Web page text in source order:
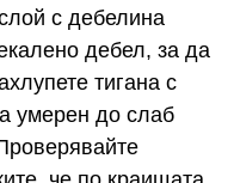
с дебелина
дебел, за да
тигана с
умерен до слаб